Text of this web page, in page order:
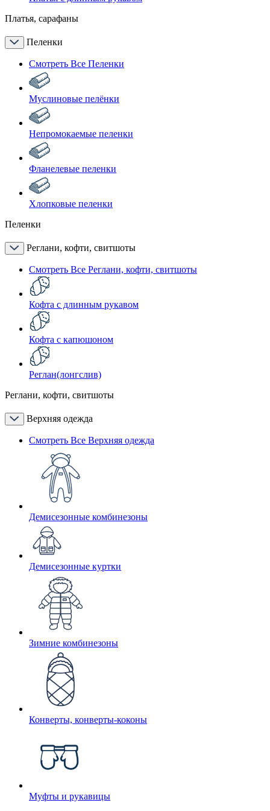
Платья, сарафаны
Пеленки
Смотреть Все Пеленки
Муслиновые пелёнки
Непромокаемые пеленки
Фланелевые пеленки
Хлопковые пеленки
Пеленки
Реглани, кофти, свитшоты
Смотреть Все Реглани, кофти, свитшоты
Кофта с длинным рукавом
Кофта с капюшоном
Реглан(лонгслив)
Реглани, кофти, свитшоты
Верхняя одежда
Смотреть Все Верхняя одежда
Демисезонные комбинезоны
Демисезонные куртки
Зимние комбинезоны
Конверты, конверты-коконы
Муфты и рукавицы